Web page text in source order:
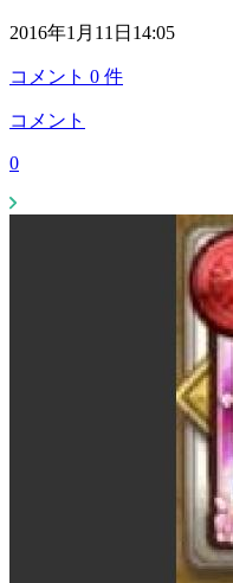
2016年1月11日14:05
コメント 0 件
コメント
0